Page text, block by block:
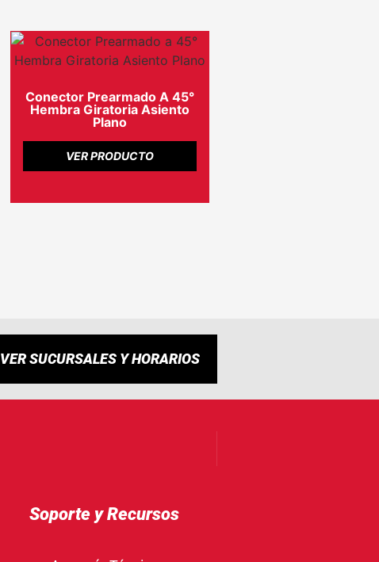
Conector Prearmado A 45°
Hembra Giratoria Asiento
Plano
VER PRODUCTO
VER SUCURSALES Y HORARIOS
Soporte y Recursos